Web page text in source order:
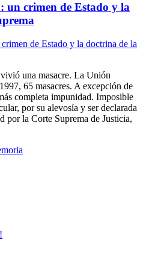
un crimen de Estado y la
una masacre. La Unión
65 masacres. A excepción de
completa impunidad. Imposible
por su alevosía y ser declarada
por la Corte Suprema de Justicia,